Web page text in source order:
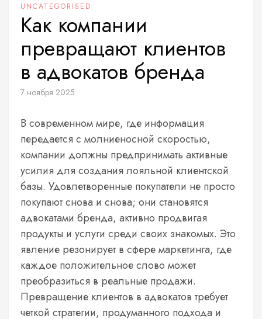
UNCATEGORISED
Как компании
превращают клиентов
в адвокатов бренда
7 ноября 2025
В современном мире, где информация
передается с молниеносной скоростью,
компании должны предпринимать активные
усилия для создания лояльной клиентской
базы. Удовлетворенные покупатели не просто
покупают снова и снова; они становятся
адвокатами бренда, активно продвигая
продукты и услуги среди своих знакомых. Это
явление резонирует в сфере маркетинга, где
каждое положительное слово может
преобразиться в реальные продажи.
Превращение клиентов в адвокатов требует
четкой стратегии, продуманного подхода и